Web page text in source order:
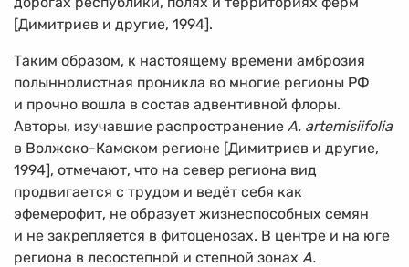
[Димитриев и другие, 1994].
Таким образом, к настоящему времени амброзия
полыннолистная проникла во многие регионы РФ
и прочно вошла в состав адвентивной флоры.
Авторы, изучавшие распространение A. artemisiifolia
в Волжско-Камском регионе [Димитриев и другие,
1994], отмечают, что на север региона вид
продвигается с трудом и ведёт себя как
эфемерофит, не образует жизнеспособных семян
и не закрепляется в фитоценозах. В центре и на юге
региона в лесостепной и степной зонах A.